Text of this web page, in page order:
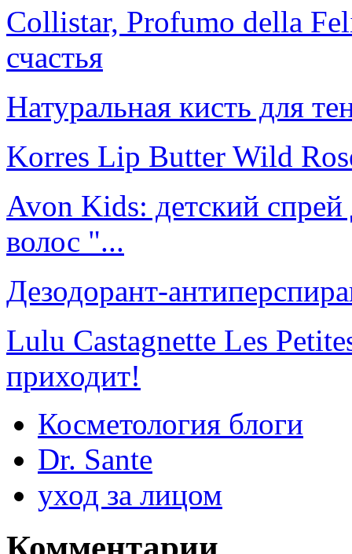
Collistar, Profumo della
счастья
Натуральная кисть для
Korres Lip Butter Wild
Avon Kids: детский спрей
волос "...
Дезодорант-
Lulu Castagnette Les
приходит!
Косметология блоги
Dr. Sante
уход за лицом